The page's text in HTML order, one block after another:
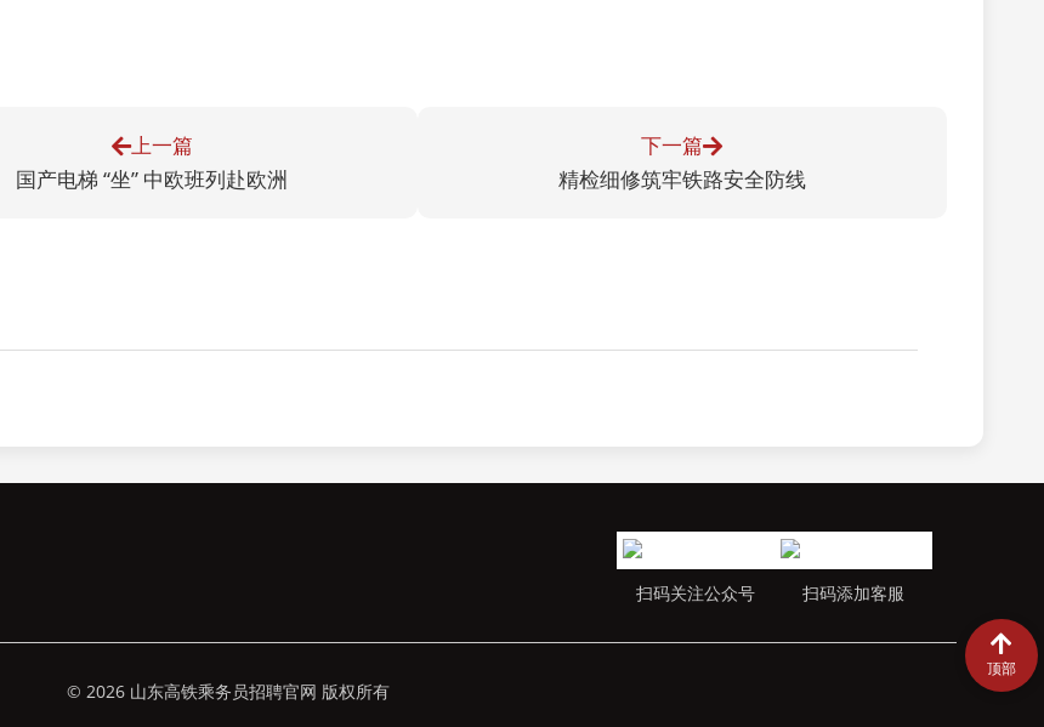
上一篇
国产电梯 “坐” 中欧班列赴欧洲
下一篇
精检细修筑牢铁路安全防线
扫码关注公众号
扫码添加客服
© 2026 山东高铁乘务员招聘官网 版权所有
顶部